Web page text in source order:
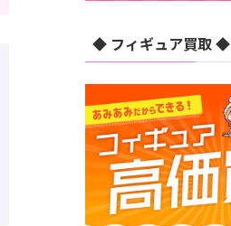
◆ フィギュア買取 ◆